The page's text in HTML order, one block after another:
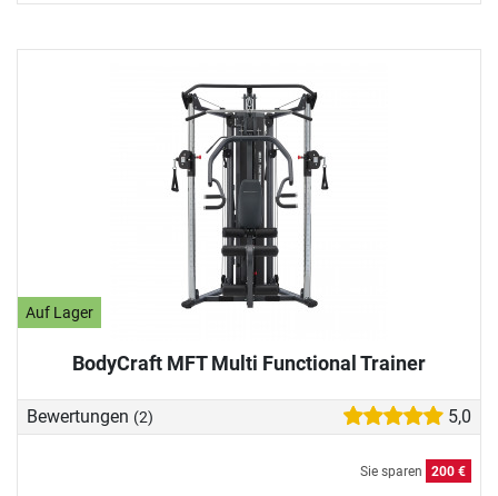
Auf Lager
BodyCraft MFT Multi Functional Trainer
Bewertungen (2) 5,0
Sie sparen 200 €